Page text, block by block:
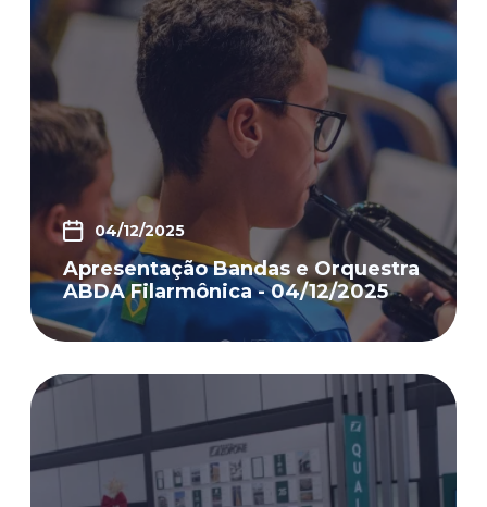
04/12/2025
Apresentação Bandas e Orquestra
ABDA Filarmônica - 04/12/2025